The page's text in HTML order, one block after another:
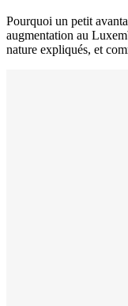
Pourquoi un petit
augmentation au
nature expliqués, et